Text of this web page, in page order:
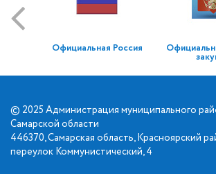
Официальная Россия
© 2025 Администрация муниципального
Самарской области
446370, Самарская область, Красноярский
переулок Коммунистический, 4